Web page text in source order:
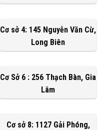
Cơ sở 4: 145 Nguyễn Văn Cừ,
Long Biên
Cơ Sở 6 : 256 Thạch Bàn, Gia
Lâm
Cơ sở 8: 1127 Gải Phóng,